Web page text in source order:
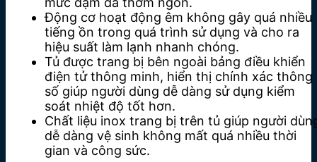
Động cơ hoạt động êm không gây quá nhiều
tiếng ồn trong quá trình sử dụng và cho ra
hiệu suất làm lạnh nhanh chóng.
Tủ được trang bị bên ngoài bảng điều khiển
điện tử thông minh, hiển thị chính xác thông
số giúp người dùng dễ dàng sử dụng kiểm
soát nhiệt độ tốt hơn.
Chất liệu inox trang bị trên tủ giúp người
dễ dàng vệ sinh không mất quá nhiều thời
gian và công sức.